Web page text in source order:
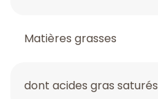
Matières grasses
dont acides gras saturés